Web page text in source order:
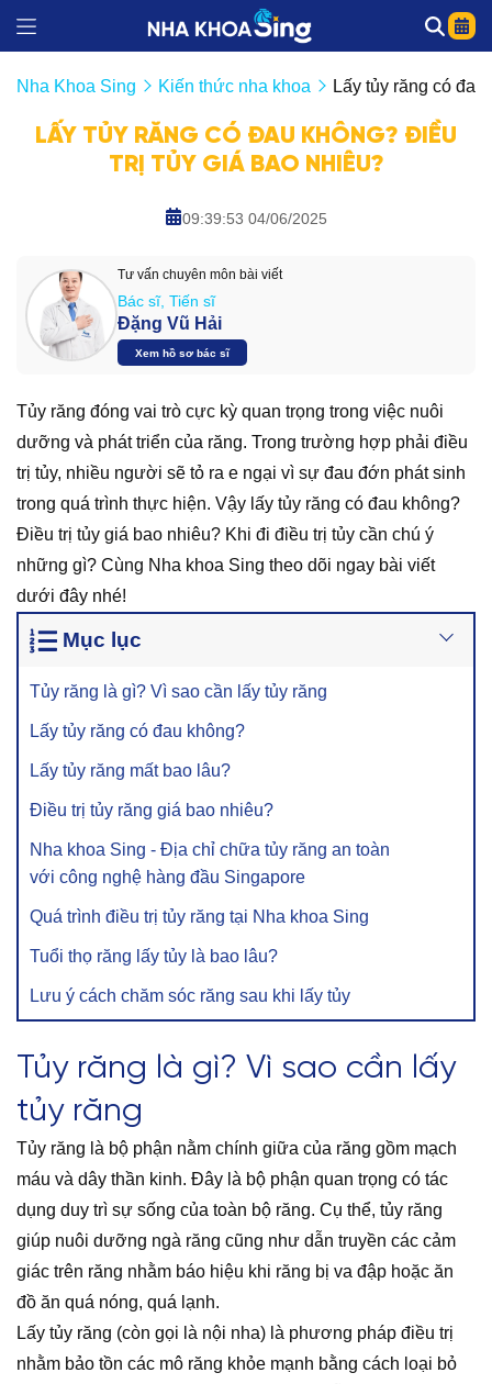
Nha Khoa Sing Kiến thức nha khoa Lấy tủy răng có
LẤY TỦY RĂNG CÓ ĐAU KHÔNG? ĐIỀU
TRỊ TỦY GIÁ BAO NHIÊU?
09:39:53 04/06/2025
Tư vấn chuyên môn bài viết
Bác sĩ, Tiến sĩ
Đặng Vũ Hải
Xem hồ sơ bác sĩ
Tủy răng đóng vai trò cực kỳ quan trọng trong việc nuôi
dưỡng và phát triển của răng. Trong trường hợp phải điều
trị tủy, nhiều người sẽ tỏ ra e ngại vì sự đau đớn phát sinh
trong quá trình thực hiện. Vậy lấy tủy răng có đau không?
Điều trị tủy giá bao nhiêu? Khi đi điều trị tủy cần chú ý
những gì? Cùng Nha khoa Sing theo dõi ngay bài viết
dưới đây nhé!
Mục lục
Tủy răng là gì? Vì sao cần lấy tủy răng
Lấy tủy răng có đau không?
Lấy tủy răng mất bao lâu?
Điều trị tủy răng giá bao nhiêu?
Nha khoa Sing - Địa chỉ chữa tủy răng an toàn
với công nghệ hàng đầu Singapore
Quá trình điều trị tủy răng tại Nha khoa Sing
Tuổi thọ răng lấy tủy là bao lâu?
Lưu ý cách chăm sóc răng sau khi lấy tủy
Tủy răng là gì? Vì sao cần lấy
tủy răng
Tủy răng là bộ phận nằm chính giữa của răng gồm mạch
máu và dây thần kinh. Đây là bộ phận quan trọng có tác
dụng duy trì sự sống của toàn bộ răng. Cụ thể, tủy răng
giúp nuôi dưỡng ngà răng cũng như dẫn truyền các cảm
giác trên răng nhằm báo hiệu khi răng bị va đập hoặc ăn
đồ ăn quá nóng, quá lạnh.
Lấy tủy răng (còn gọi là nội nha) là phương pháp điều trị
nhằm bảo tồn các mô răng khỏe mạnh bằng cách loại bỏ